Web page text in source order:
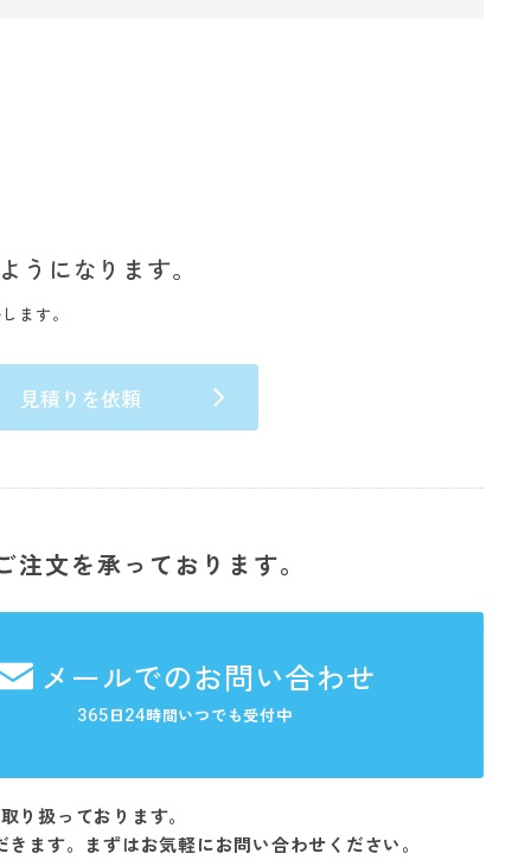
うになります。
ます。
見積りを依頼
文を承っております。
メールでのお問い合わせ
365日24時間いつでも受付中
り扱っております。
ます。まずはお気軽にお問い合わせください。